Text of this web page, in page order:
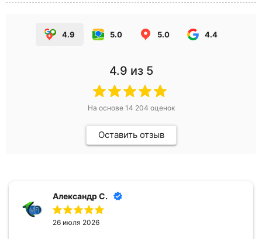
4.9 5.0 5.0 4.4
4.9 из 5
На основе 14 204 оценок
Оставить отзыв
Александр С.
26 июля 2026